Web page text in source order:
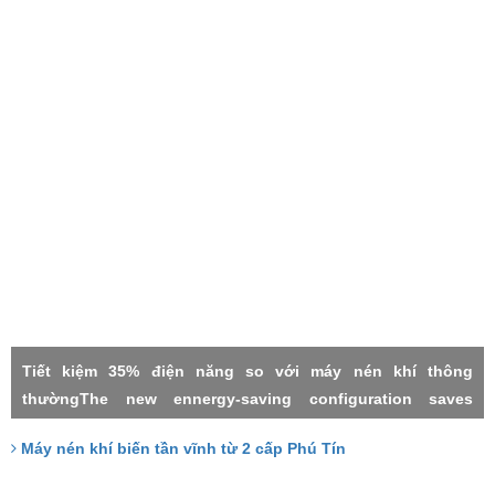
Tiết kiệm 35% điện năng so với máy nén khí thông
thườngThe new ennergy-saving configuration saves
frequency machineMáy nén khí 2 cấpMáy nén khí biến tần
Máy nén khí biến tần vĩnh từ 2 cấp Phú Tín